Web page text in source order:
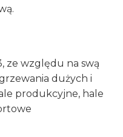
ze względu na swą
dużych i
produkcyjne, hale